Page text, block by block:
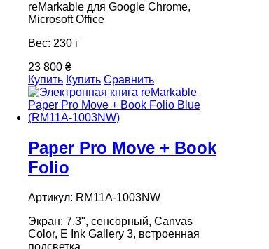
reMarkable для Google Chrome,
Microsoft Office
Вес: 230 г
23 800 ₴
Купить Купить Сравнить
Paper Pro Move + Book
Folio
Артикул: RM11A-1003NW
Экран: 7.3", сенсорный, Canvas
Color, E Ink Gallery 3, встроенная
подсветка